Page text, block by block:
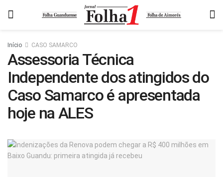
Início CASO SAMARCO
Assessoria Técnica
Independente dos atingidos do
Caso Samarco é apresentada
hoje na ALES